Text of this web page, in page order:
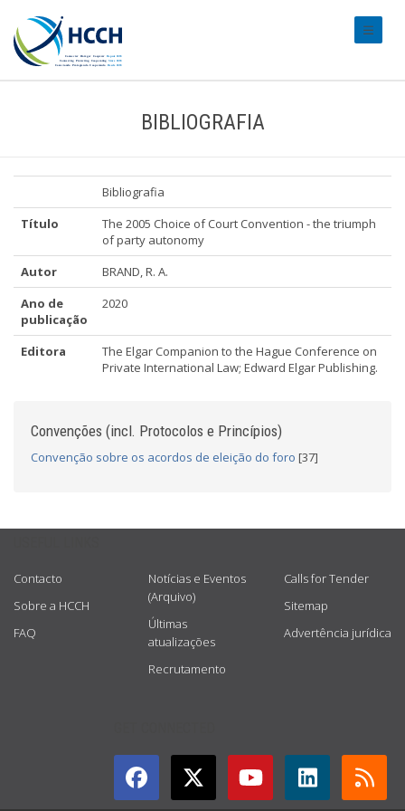
BIBLIOGRAFIA
Bibliografia
Título
The 2005 Choice of Court Convention - the triumph
of party autonomy
Autor
BRAND, R. A.
Ano de
publicação
2020
Editora
The Elgar Companion to the Hague Conference on
Private International Law; Edward Elgar Publishing.
Convenções (incl. Protocolos e Princípios)
Convenção sobre os acordos de eleição do foro [37]
Contacto
Sobre a HCCH
FAQ
Notícias e Eventos
(Arquivo)
Últimas
atualizações
Recrutamento
Calls for Tender
Sitemap
Advertência jurídica